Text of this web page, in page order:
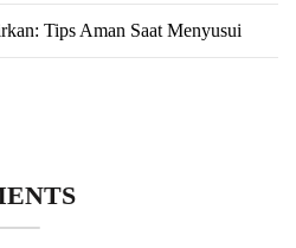
Tips Aman Saat Menyusui